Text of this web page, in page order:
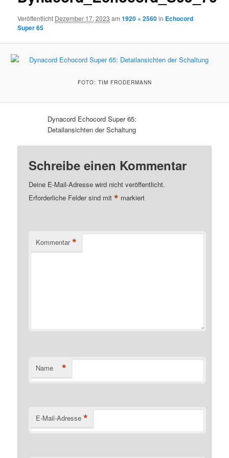
Veröffentlicht Dezember 17, 2023 am1920 × 2560in Echocord
Super 65
FOTO: TIM FRODERMANN
Dynacord Echocord Super 65:
Detailansichten der Schaltung
Schreibe einen Kommentar
Deine E-Mail-Adresse wird nicht veröffentlicht.
Erforderliche Felder sind mit* markiert
Kommentar *
Name *
E-Mail-Adresse *